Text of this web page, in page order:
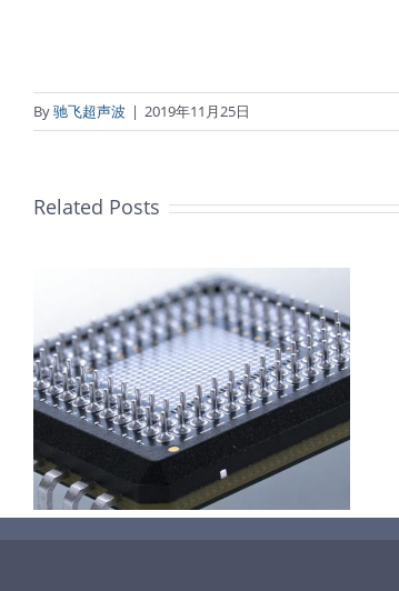
By驰飞超声波 | 2019年11月25日
Related Posts
柔性薄膜光致变色膜制备
超声波喷涂工艺原理及应
用研究